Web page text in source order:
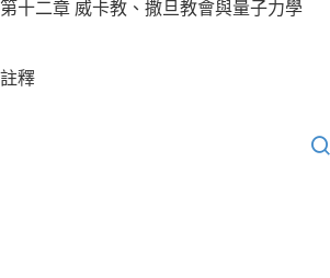
第十二章 威卡教、撒旦教會與量子力學
註釋